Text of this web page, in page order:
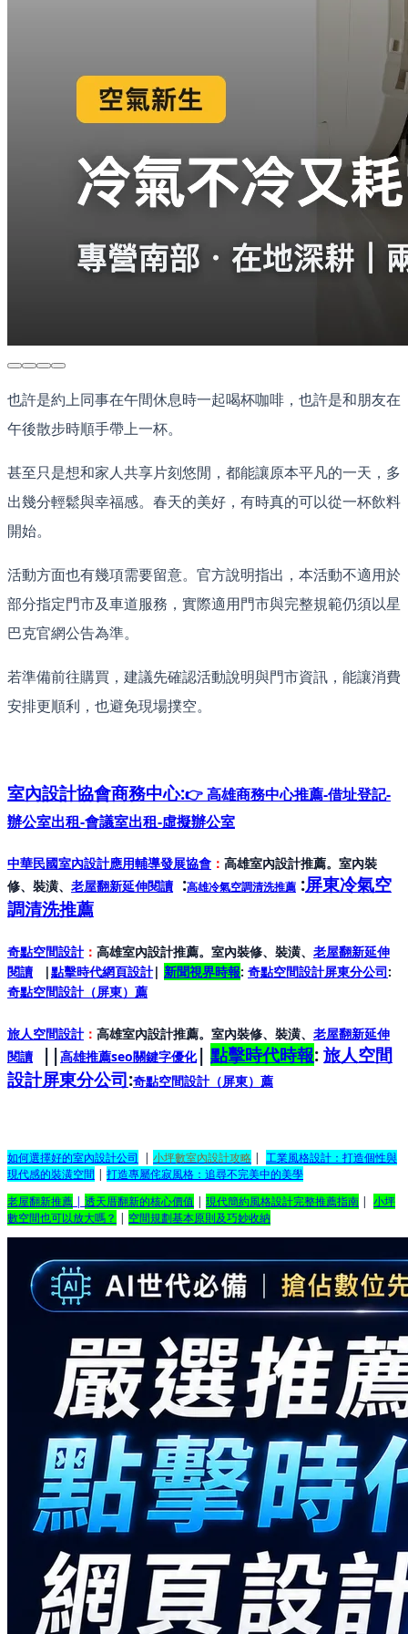
也許是約上同事在午間休息時一起喝杯咖啡，也許是和朋友在
午後散步時順手帶上一杯。
甚至只是想和家人共享片刻悠閒，都能讓原本平凡的一天，多
出幾分輕鬆與幸福感。春天的美好，有時真的可以從一杯飲料
開始。
活動方面也有幾項需要留意。官方說明指出，本活動不適用於
部分指定門市及車道服務，實際適用門市與完整規範仍須以星
巴克官網公告為準。
若準備前往購買，建議先確認活動說明與門市資訊，能讓消費
安排更順利，也避免現場撲空。
室內設計協會商務中心:👉 高雄商務中心推薦-借址登記-
辦公室出租-會議室出租-虛擬辦公室
中華民國室內設計應用輔導發展協會 ： 高雄室內設計推薦。室內裝
修、裝潢、 老屋翻新延伸閱讀 :高雄冷氣空調清洗推薦 :屏東冷氣空
調清洗推薦
奇點空間設計： 高雄室內設計推薦。室內裝修、裝潢、 老屋翻新延伸
閱讀 |點擊時代網頁設計| 新聞視界時報: 奇點空間設計屏東分公司:
奇點空間設計（屏東） 薦
旅人空間設計： 高雄室內設計推薦。室內裝修、裝潢、 老屋翻新延伸
閱讀
||高雄推薦seo關鍵字優化| 點擊時代時報: 旅人空間
設計屏東分公司:奇點空間設計（屏東） 薦
如何選擇好的室內設計公司 | 小坪數室內設計攻略 | 工業風格設計：打造個性與
現代感的裝潢空間 | 打造專屬侘寂風格：追尋不完美中的美學
老屋翻新推薦 | 透天厝翻新的核心價值 | 現代簡約風格設計完整推薦指南 | 小坪
數空間也可以放大嗎？ | 空間規劃基本原則及巧妙收納